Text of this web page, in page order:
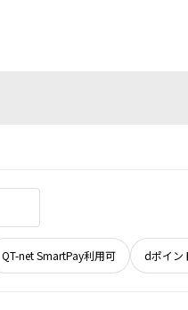
QT-net SmartPay利用可 dポイン